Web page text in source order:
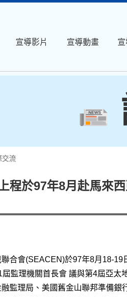
宣導影片 宣導動畫
交流
程於97年8月赴馬來
合會(SEACEN)於97年8月18-
監理機關首長會 議與第4屆亞太
監理局、美國舊金山聯邦準備銀